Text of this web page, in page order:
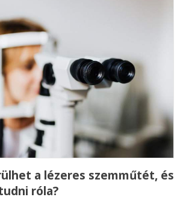
a lézeres szemműtét, és
róla?